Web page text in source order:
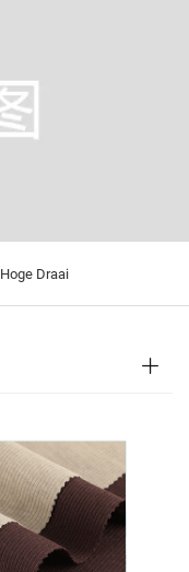
Hoge Draai